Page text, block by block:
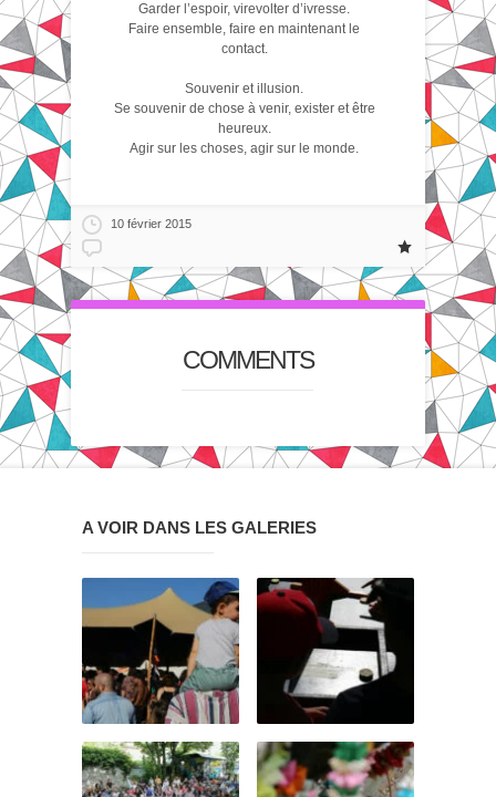
Garder l’espoir, virevolter d’ivresse.
Faire ensemble, faire en maintenant le
contact.
Souvenir et illusion.
Se souvenir de chose à venir, exister et être
heureux.
Agir sur les choses, agir sur le monde.
10 février 2015
COMMENTS
A VOIR DANS LES GALERIES